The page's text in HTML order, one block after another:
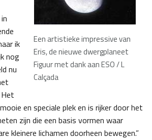
Een artistieke impressive van
Eris, de nieuwe dwergplaneet
Figuur met dank aan ESO / L
Calçada
ik
nog
nu
en speciale plek en is rijker door het
zijn die een basis vormen waar
kleinere lichamen doorheen bewegen.”